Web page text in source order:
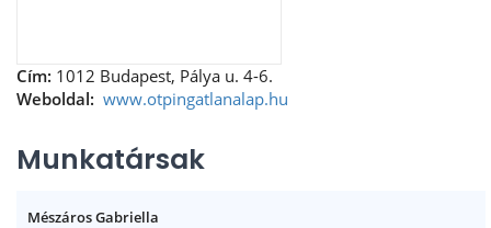
Cím: 1012 Budapest, Pálya u. 4-6.
Weboldal: www.otpingatlanalap.hu
Munkatársak
Mészáros Gabriella